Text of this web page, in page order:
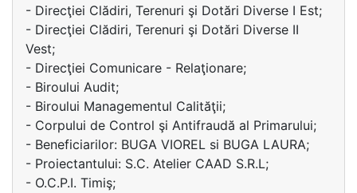
- Direcţiei Clădiri, Terenuri şi Dotări Diverse I Est;
- Direcţiei Clădiri, Terenuri şi Dotări Diverse II
Vest;
- Direcţiei Comunicare - Relaţionare;
- Biroului Audit;
- Biroului Managementul Calităţii;
- Corpului de Control şi Antifraudă al Primarului;
- Beneficiarilor: BUGA VIOREL si BUGA LAURA;
- Proiectantului: S.C. Atelier CAAD S.R.L;
- O.C.P.I. Timiş;